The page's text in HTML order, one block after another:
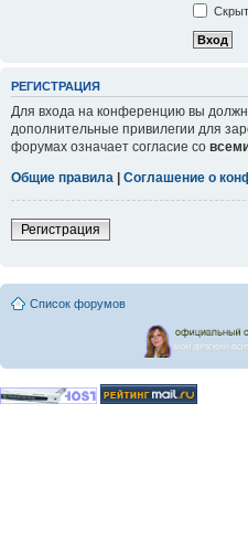
РЕГИСТРАЦИЯ
Для входа на конференцию вы
дополнительные привилегии для
форумах означает согласие со
Общие правила
Соглашение о
Регистрация
Список форумов